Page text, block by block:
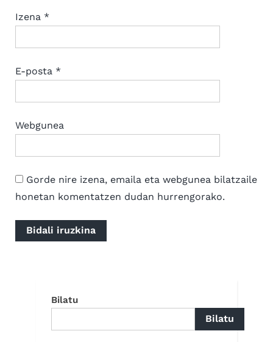
Izena *
E-posta *
Webgunea
Gorde nire izena, emaila eta webgunea bilatzaile
honetan komentatzen dudan hurrengorako.
Bilatu
Bilatu